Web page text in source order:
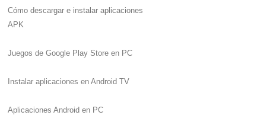
Cómo descargar e instalar aplicaciones
APK
Juegos de Google Play Store en PC
Instalar aplicaciones en Android TV
Aplicaciones Android en PC